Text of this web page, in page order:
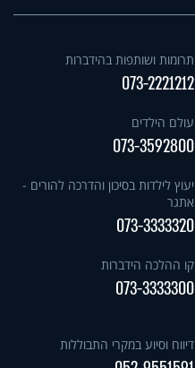
תרומות ושותפות בהידברות
073-2221212
עולם הילדים
073-3592800
יעוץ לילדות בסיכון והדרכה להורים -
אתגר
073-3333320
קו ההלכה הידברות
073-3333300
דיווח וסיוע במקרי התבוללות